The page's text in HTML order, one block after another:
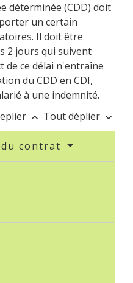
déterminée (CDD) doit
un certain
Il doit être
2 jours qui suivent
de ce délai n'entraîne
du CDD en CDI,
à une indemnité.
keyboard_arrow_up Tout déplier keyboard_arrow_down
contrat